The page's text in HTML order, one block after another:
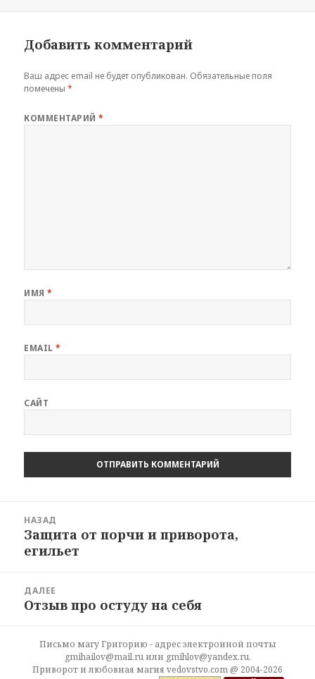
Добавить комментарий
Ваш адрес email не будет опубликован. Обязательные поля
помечены*
КОММЕНТАРИЙ*
ИМЯ*
EMAIL*
САЙТ
записям
НАЗАД
Предыдущая
запись:
Защита от порчи и приворота,
егильет
ДАЛЕЕ
Следующая
Отзыв про остуду на себя
Письмо магу Григорию - адрес электронной почты
gmihailov@mail.ru или gmihlov@yandex.ru.
Приворот и любовная магия vedovstvo.com @ 2004-2026